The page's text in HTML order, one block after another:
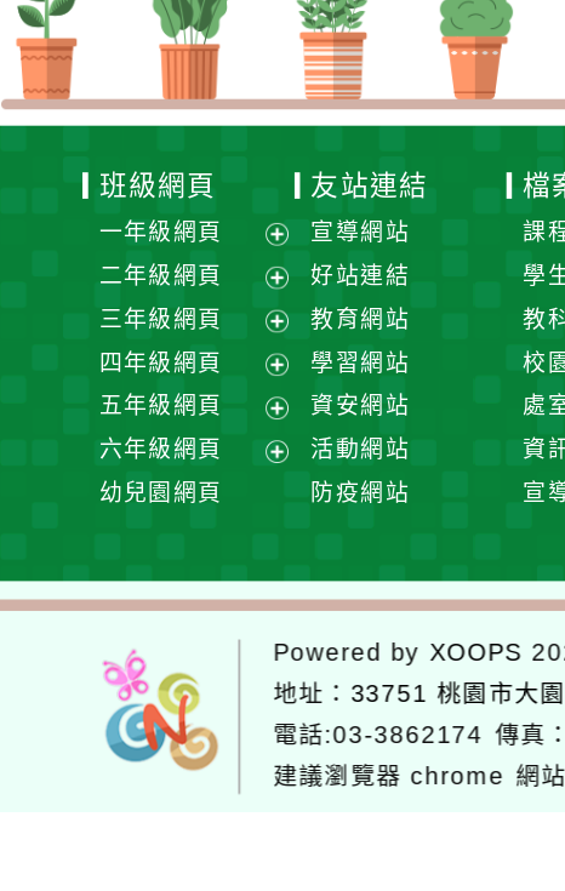
班級網頁
一年級網頁
展
開
選
單
二年級網頁
展
開
選
單
三年級網頁
展
選
單
四年級網頁
展
選
五年級網頁
展
六年級網頁
單
幼兒園網頁
友站連結
宣導網站
好站連結
教育網站
學習網站
資安網站
活動網站
防疫網站
檔
課
學
教
校
處
資
宣
Powered by XOOPS
地址： 33751 桃園市大
電話:03-3862174 傳真
建議瀏覽器 chrome 網